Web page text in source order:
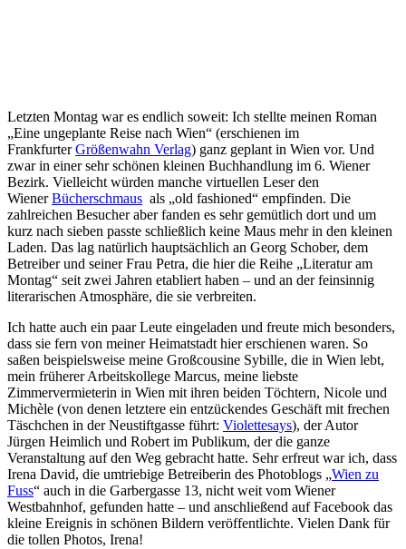
Letzten Montag war es endlich soweit: Ich stellte meinen Roman
„Eine ungeplante Reise nach Wien“ (erschienen im
FrankfurterGrößenwahn Verlag) ganz geplant in Wien vor. Und
zwar in einer sehr schönen kleinen Buchhandlung im 6. Wiener
Bezirk. Vielleicht würden manche virtuellen Leser den
WienerBücherschmaus als „old fashioned“ empfinden. Die
zahlreichen Besucher aber fanden es sehr gemütlich dort und um
kurz nach sieben passte schließlich keine Maus mehr in den kleinen
Laden. Das lag natürlich hauptsächlich an Georg Schober, dem
Betreiber und seiner Frau Petra, die hier die Reihe „Literatur am
Montag“ seit zwei Jahren etabliert haben – und an der feinsinnig
literarischen Atmosphäre, die sie verbreiten.
Ich hatte auch ein paar Leute eingeladen und freute mich besonders,
dass sie fern von meiner Heimatstadt hier erschienen waren. So
saßen beispielsweise meine Großcousine Sybille, die in Wien lebt,
mein früherer Arbeitskollege Marcus, meine liebste
Zimmervermieterin in Wien mit ihren beiden Töchtern, Nicole und
Michèle (von denen letztere ein entzückendes Geschäft mit frechen
Täschchen in der Neustiftgasse führt: Violettesays), der Autor
Jürgen Heimlich und Robert im Publikum, der die ganze
Veranstaltung auf den Weg gebracht hatte. Sehr erfreut war ich, dass
Irena David, die umtriebige Betreiberin des Photoblogs „Wien zu
Fuss“ auch in die Garbergasse 13, nicht weit vom Wiener
Westbahnhof, gefunden hatte – und anschließend auf Facebook das
kleine Ereignis in schönen Bildern veröffentlichte. Vielen Dank für
die tollen Photos, Irena!